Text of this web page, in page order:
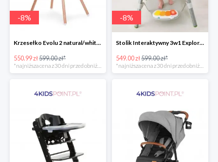
-8%
Krzesełko Evolu 2 natural/white Childhome
550.99 zł599.00 zł*
-8%
Stolik Interaktywny 3w1 Explore & More Skip Hop
549.00 zł599.00 zł*